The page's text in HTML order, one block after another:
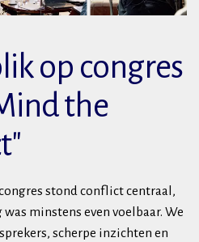
op congres
the
stond conflict centraal,
minstens even voelbaar. We
scherpe inzichten en